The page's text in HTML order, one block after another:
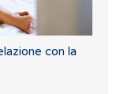
con la